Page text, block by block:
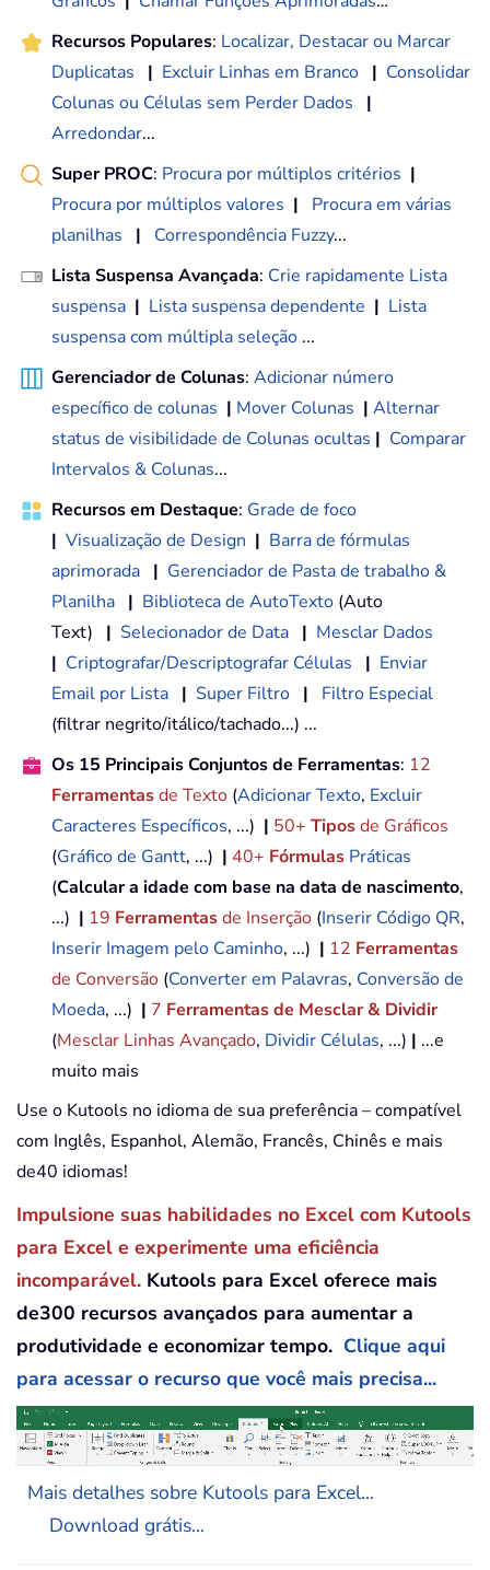
Recursos Populares: Localizar, Destacar ou Marcar
Duplicatas
| Excluir Linhas em Branco | Consolidar
Colunas ou Células sem Perder Dados
|
Arredondar...
Super PROC: Procura por múltiplos critérios |
Procura por múltiplos valores |
Procura em várias
planilhas
| Correspondência Fuzzy...
Lista Suspensa Avançada: Crie rapidamente Lista
suspensa | Lista suspensa dependente | Lista
suspensa com múltipla seleção ...
Gerenciador de Colunas: Adicionar número
específico de colunas | Mover Colunas | Alternar
status de visibilidade de Colunas ocultas | Comparar
Intervalos & Colunas...
Recursos em Destaque: Grade de foco
| Visualização de Design | Barra de fórmulas
aprimorada | Gerenciador de Pasta de trabalho &
Planilha | Biblioteca de AutoTexto (Auto
Text) | Selecionador de Data | Mesclar Dados
| Criptografar/Descriptografar Células | Enviar
Email por Lista | Super Filtro |
Filtro Especial
(filtrar negrito/itálico/tachado...) ...
Os 15 Principais Conjuntos de Ferramentas: 12
Ferramentasde Texto (Adicionar Texto, Excluir
Caracteres Específicos, ...) | 50+ Tiposde Gráficos
(Gráfico de Gantt, ...) | 40+ Fórmulas Práticas
(Calcular a idade com base na data de nascimento,
...) | 19 Ferramentasde Inserção (Inserir Código QR,
Inserir Imagem pelo Caminho, ...) | 12 Ferramentas
de Conversão (Converter em Palavras, Conversão de
Moeda, ...) | 7 Ferramentas de Mesclar & Dividir
(Mesclar Linhas Avançado, Dividir Células, ...) | ...e
muito mais
Use o Kutools no idioma de sua preferência – compatível
com Inglês, Espanhol, Alemão, Francês, Chinês e mais
de40 idiomas!
Impulsione suas habilidades no Excel com Kutools
para Excel e experimente uma eficiência
incomparável. Kutools para Excel oferece mais
de300 recursos avançados para aumentar a
produtividade e economizar tempo. Clique aqui
para acessar o recurso que você mais precisa...
Mais detalhes sobre Kutools para Excel...
Download grátis...